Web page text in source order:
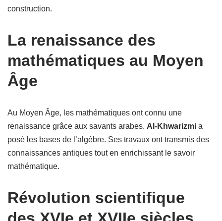
construction.
La renaissance des
mathématiques au Moyen
Âge
Au Moyen Âge, les mathématiques ont connu une
renaissance grâce aux savants arabes. Al-Khwarizmi a
posé les bases de l’algèbre. Ses travaux ont transmis des
connaissances antiques tout en enrichissant le savoir
mathématique.
Révolution scientifique